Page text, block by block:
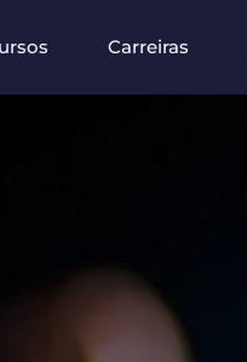
Carreiras